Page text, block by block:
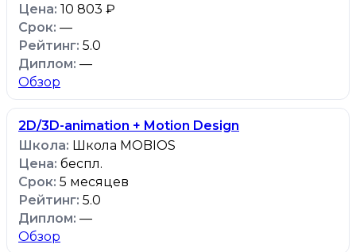
10 803 ₽
—
5.0
—
Обзор
2D/3D-animation + Motion Design
Школа MOBIOS
беспл.
5 месяцев
5.0
—
Обзор